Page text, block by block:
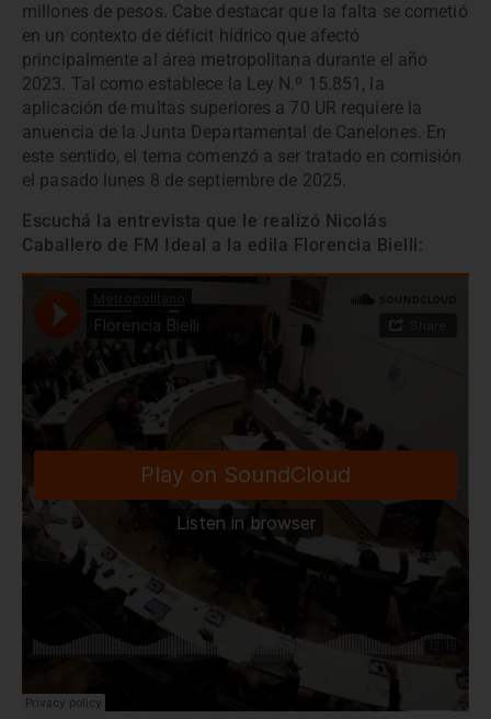
millones de pesos. Cabe destacar que la falta se cometió
en un contexto de déficit hídrico que afectó
principalmente al área metropolitana durante el año
2023. Tal como establece la Ley N.º 15.851, la
aplicación de multas superiores a 70 UR requiere la
anuencia de la Junta Departamental de Canelones. En
este sentido, el tema comenzó a ser tratado en comisión
el pasado lunes 8 de septiembre de 2025.
Escuchá la entrevista que le realizó Nicolás
Caballero de FM Ideal a la edila Florencia Bielli: